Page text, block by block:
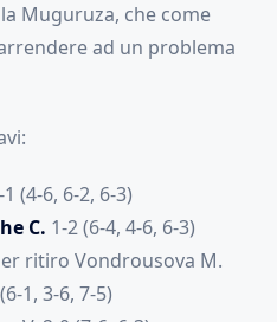
Muguruza, che come
ad un problema
(4-6, 6-2, 6-3)
C. 1-2 (6-4, 4-6, 6-3)
ritiro Vondrousova M.
1, 3-6, 7-5)